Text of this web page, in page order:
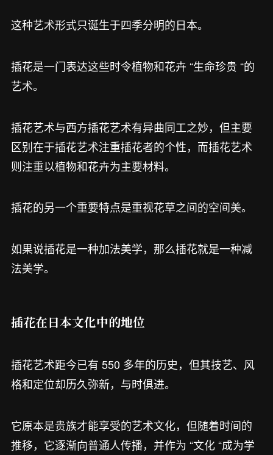
这种艺术形式只诞生于四季分明的日本。
插花是一门表达这些时令植物和花卉 “生命珍贵 “的
艺术。
插花艺术与西方插花艺术有异曲同工之妙，但主要
区别在于插花艺术注重插花者的个性，而插花艺术
则注重以植物和花卉为主要材料。
插花的另一个重要特点是重视花草之间的空间美。
如果说插花是一种加法美学，那么插花就是一种减
法美学。
插花在日本文化中的地位
插花艺术距今已有 550 多年的历史，但其技艺、风
格和定位却历久弥新，与时俱进。
它原本是贵族才能享受的艺术文化，但随着时间的
推移，它逐渐向普通人传播，并作为 “文化 “成为学